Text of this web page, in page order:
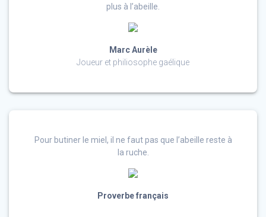
plus à l’abeille.
Marc Aurèle
Joueur et philiosophe gaélique
Pour butiner le miel, il ne faut pas que l’abeille reste à
la ruche.
Proverbe français